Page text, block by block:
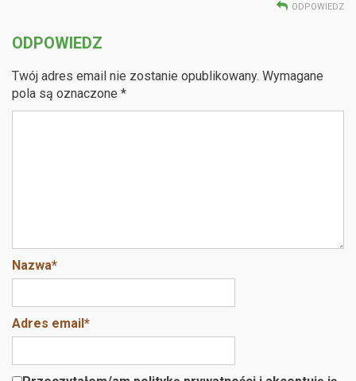
ODPOWIEDZ
ODPOWIEDZ
Twój adres email nie zostanie opublikowany. Wymagane
pola są oznaczone *
Nazwa*
Adres email*